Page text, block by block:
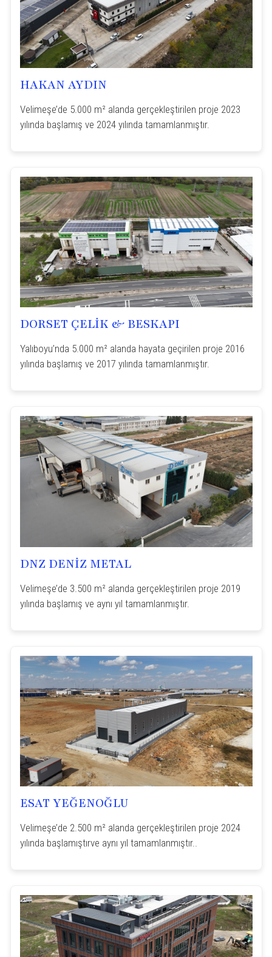
HAKAN AYDIN
Velimeşe’de 5.000 m² alanda gerçekleştirilen proje 2023
yılında başlamış ve 2024 yılında tamamlanmıştır.
DORSET ÇELİK & BESKAPI
Yalıboyu’nda 5.000 m² alanda hayata geçirilen proje 2016
yılında başlamış ve 2017 yılında tamamlanmıştır.
DNZ DENİZ METAL
Velimeşe’de 3.500 m² alanda gerçekleştirilen proje 2019
yılında başlamış ve aynı yıl tamamlanmıştır.
ESAT YEĞENOĞLU
Velimeşe’de 2.500 m² alanda gerçekleştirilen proje 2024
yılında başlamıştırve aynı yıl tamamlanmıştır..